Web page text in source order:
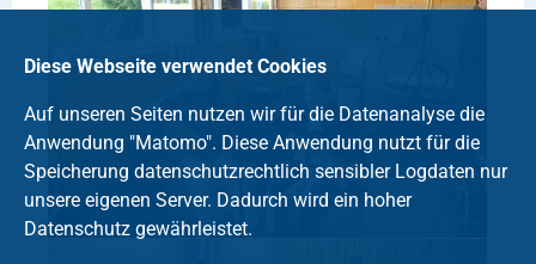
Diese Webseite verwendet Cookies
Auf unseren Seiten nutzen wir für die Datenanalyse die
Anwendung "Matomo". Diese Anwendung nutzt für die
Speicherung datenschutzrechtlich sensibler Logdaten nur
unsere eigenen Server. Dadurch wird ein hoher
Datenschutz gewährleistet.